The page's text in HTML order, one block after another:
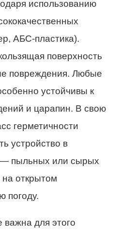
использованию
АБС-пластика).
поверхность
повреждения. Любые
устойчивы к
и царапин. В свою
герметичности
устройство в
— пыльных или сырых
открытом
погоду.
для этого